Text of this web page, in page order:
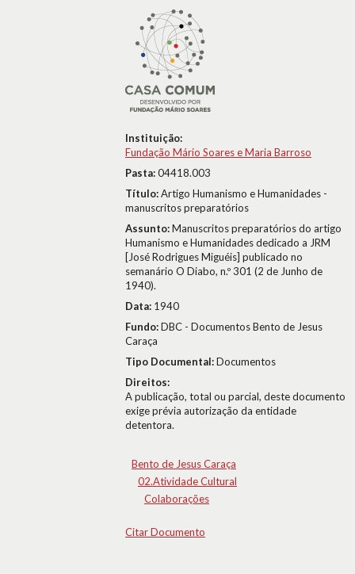
Instituição:
Fundação Mário Soares e Maria Barroso
Pasta:04418.003
Título:Artigo Humanismo e Humanidades -
manuscritos preparatórios
Assunto:Manuscritos preparatórios do artigo
Humanismo e Humanidades dedicado a JRM
[José Rodrigues Miguéis] publicado no
semanário O Diabo, n.º 301 (2 de Junho de
1940).
Data: 1940
Fundo:DBC - Documentos Bento de Jesus
Caraça
Tipo Documental:Documentos
Direitos:
A publicação, total ou parcial, deste documento
exige prévia autorização da entidade
detentora.
Bento de Jesus Caraça
02.Atividade Cultural
Colaborações
Citar Documento